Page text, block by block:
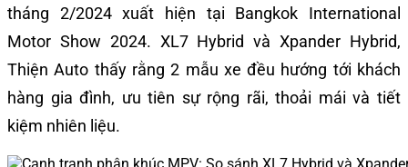
tháng 2/2024 xuất hiện tại Bangkok International
Motor Show 2024. XL7 Hybrid và Xpander Hybrid,
Thiện Auto thấy rằng 2 mẫu xe đều hướng tới khách
hàng gia đình, ưu tiên sự rộng rãi, thoải mái và tiết
kiệm nhiên liệu.